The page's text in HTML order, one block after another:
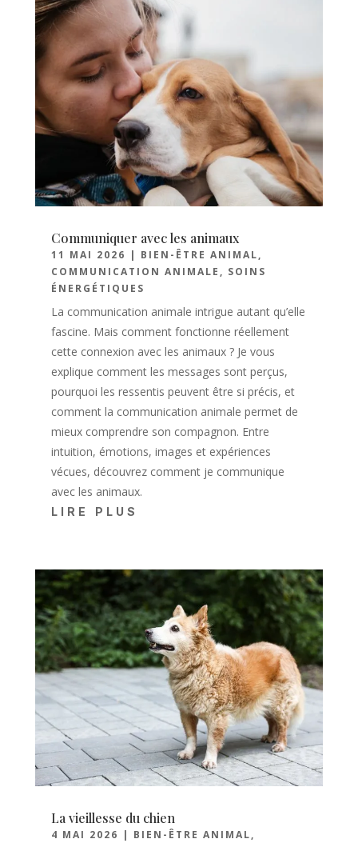
Communiquer avec les animaux
11 MAI 2026 | BIEN-ÊTRE ANIMAL,
COMMUNICATION ANIMALE , SOINS
ÉNERGÉTIQUES
La communication animale intrigue autant qu’elle
fascine. Mais comment fonctionne réellement
cette connexion avec les animaux ? Je vous
explique comment les messages sont perçus,
pourquoi les ressentis peuvent être si précis, et
comment la communication animale permet de
mieux comprendre son compagnon. Entre
intuition, émotions, images et expériences
vécues, découvrez comment je communique
avec les animaux.
LIRE PLUS
La vieillesse du chien
4 MAI 2026 | BIEN-ÊTRE ANIMAL,